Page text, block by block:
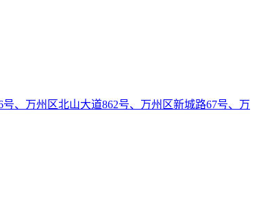
、万州区北山大道862号、万州区新城路67号、万